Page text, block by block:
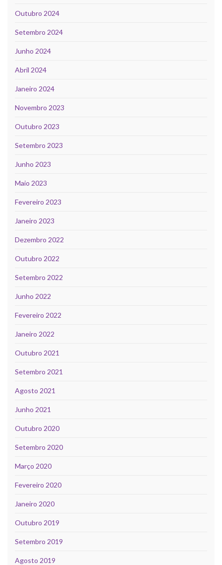
Outubro 2024
Setembro 2024
Junho 2024
Abril 2024
Janeiro 2024
Novembro 2023
Outubro 2023
Setembro 2023
Junho 2023
Maio 2023
Fevereiro 2023
Janeiro 2023
Dezembro 2022
Outubro 2022
Setembro 2022
Junho 2022
Fevereiro 2022
Janeiro 2022
Outubro 2021
Setembro 2021
Agosto 2021
Junho 2021
Outubro 2020
Setembro 2020
Março 2020
Fevereiro 2020
Janeiro 2020
Outubro 2019
Setembro 2019
Agosto 2019